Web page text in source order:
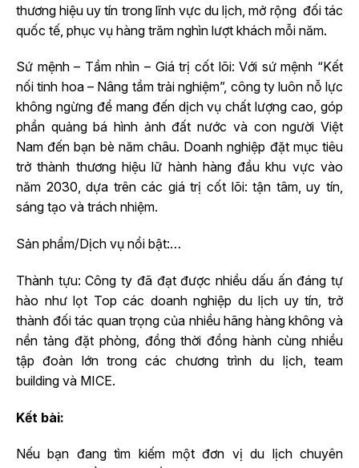
thương hiệu uy tín trong lĩnh vực du lịch, mở rộng đối tác
quốc tế, phục vụ hàng trăm nghìn lượt khách mỗi năm.
Sứ mệnh – Tầm nhìn – Giá trị cốt lõi: Với sứ mệnh “Kết
nối tinh hoa – Nâng tầm trải nghiệm”, công ty luôn nỗ lực
không ngừng để mang đến dịch vụ chất lượng cao, góp
phần quảng bá hình ảnh đất nước và con người Việt
Nam đến bạn bè năm châu. Doanh nghiệp đặt mục tiêu
trở thành thương hiệu lữ hành hàng đầu khu vực vào
năm 2030, dựa trên các giá trị cốt lõi: tận tâm, uy tín,
sáng tạo và trách nhiệm.
Sản phẩm/Dịch vụ nổi bật:…
Thành tựu: Công ty đã đạt được nhiều dấu ấn đáng tự
hào như lọt Top các doanh nghiệp du lịch uy tín, trở
thành đối tác quan trọng của nhiều hãng hàng không và
nền tảng đặt phòng, đồng thời đồng hành cùng nhiều
tập đoàn lớn trong các chương trình du lịch, team
building và MICE.
Kết bài:
Nếu bạn đang tìm kiếm một đơn vị du lịch chuyên